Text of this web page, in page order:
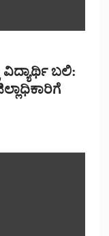
ವಿದ್ಯಾರ್ಥಿ ಬಲಿ: